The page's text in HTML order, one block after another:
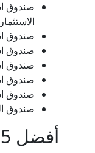
صندوق
صندوق
صندوق
صندوق
صندوق
صندوق
أفضل 5 صناديق استثمار في مصر